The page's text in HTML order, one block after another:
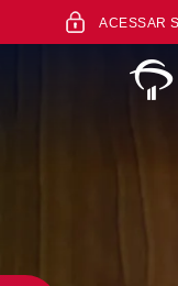
ACESSO
AO
ACESSAR